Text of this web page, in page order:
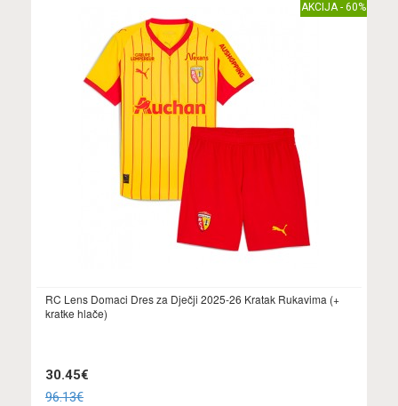
AKCIJA - 60%
RC Lens Domaci Dres za Dječji 2025-26 Kratak Rukavima (+
kratke hlače)
30.45€
96.13€